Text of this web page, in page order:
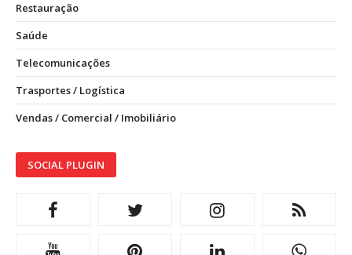
Restauração
Saúde
Telecomunicações
Trasportes / Logística
Vendas / Comercial / Imobiliário
SOCIAL PLUGIN